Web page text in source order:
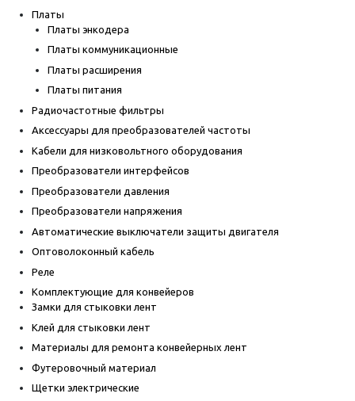
Платы
Платы энкодера
Платы коммуникационные
Платы расширения
Платы питания
Радиочастотные фильтры
Аксессуары для преобразователей частоты
Кабели для низковольтного оборудования
Преобразователи интерфейсов
Преобразователи давления
Преобразователи напряжения
Автоматические выключатели защиты двигателя
Оптоволоконный кабель
Реле
Комплектующие для конвейеров
Замки для стыковки лент
Клей для стыковки лент
Материалы для ремонта конвейерных лент
Футеровочный материал
Щетки электрические